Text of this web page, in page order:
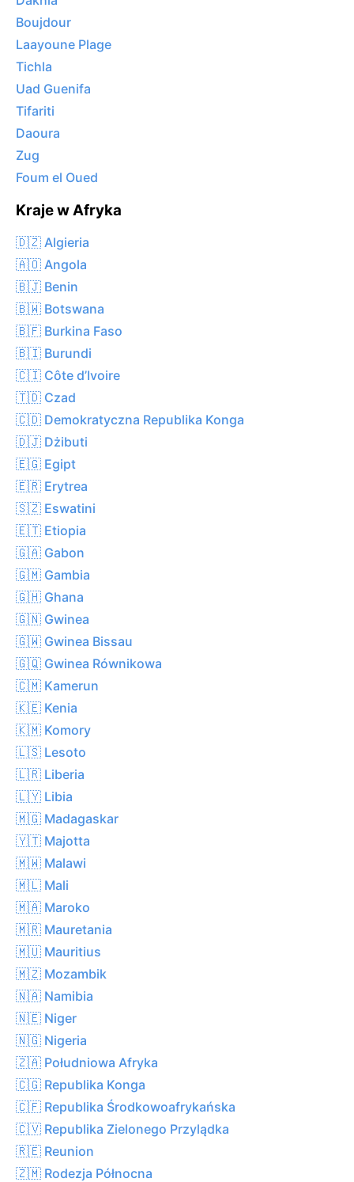
Boujdour
Laayoune Plage
Tichla
Uad Guenifa
Tifariti
Daoura
Zug
Foum el Oued
Kraje w Afryka
🇩🇿 Algieria
🇦🇴 Angola
🇧🇯 Benin
🇧🇼 Botswana
🇧🇫 Burkina Faso
🇧🇮 Burundi
🇨🇮 Côte d’Ivoire
🇹🇩 Czad
🇨🇩 Demokratyczna Republika Konga
🇩🇯 Dżibuti
🇪🇬 Egipt
🇪🇷 Erytrea
🇸🇿 Eswatini
🇪🇹 Etiopia
🇬🇦 Gabon
🇬🇲 Gambia
🇬🇭 Ghana
🇬🇳 Gwinea
🇬🇼 Gwinea Bissau
🇬🇶 Gwinea Równikowa
🇨🇲 Kamerun
🇰🇪 Kenia
🇰🇲 Komory
🇱🇸 Lesoto
🇱🇷 Liberia
🇱🇾 Libia
🇲🇬 Madagaskar
🇾🇹 Majotta
🇲🇼 Malawi
🇲🇱 Mali
🇲🇦 Maroko
🇲🇷 Mauretania
🇲🇺 Mauritius
🇲🇿 Mozambik
🇳🇦 Namibia
🇳🇪 Niger
🇳🇬 Nigeria
🇿🇦 Południowa Afryka
🇨🇬 Republika Konga
🇨🇫 Republika Środkowoafrykańska
🇨🇻 Republika Zielonego Przylądka
🇷🇪 Reunion
🇿🇲 Rodezja Północna